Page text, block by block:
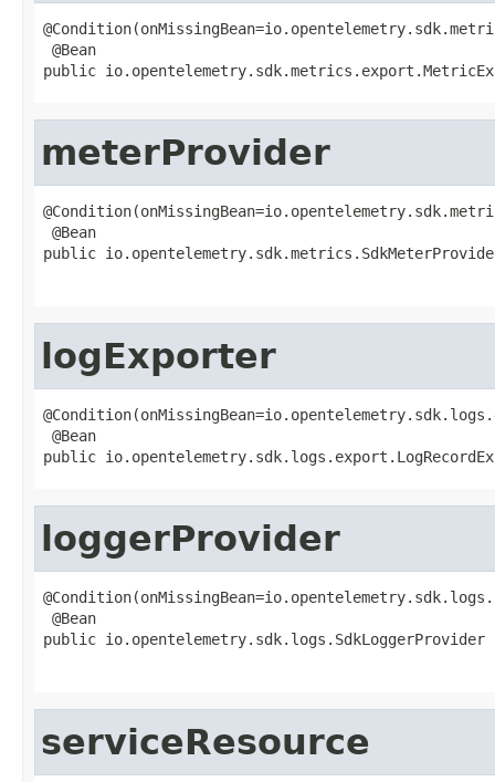
@Bean
public
meterProvider
@Bean
public
logExporter
@Bean
public
loggerProvider
@Bean
public
serviceResource